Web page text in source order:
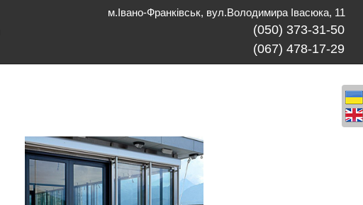
м.Івано-Франківськ, вул.Володимира Івасюка, 11
(050) 373-31-50
(067) 478-17-29